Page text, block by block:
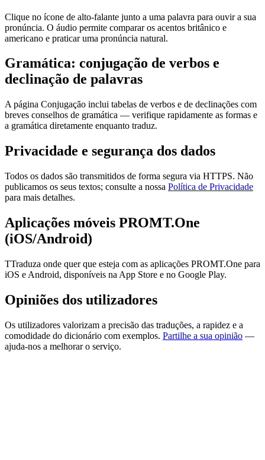
Clique no ícone de alto-falante junto a uma palavra para ouvir a sua
pronúncia. O áudio permite comparar os acentos britânico e
americano e praticar uma pronúncia natural.
Gramática: conjugação de verbos e
declinação de palavras
A página Conjugação inclui tabelas de verbos e de declinações com
breves conselhos de gramática — verifique rapidamente as formas e
a gramática diretamente enquanto traduz.
Privacidade e segurança dos dados
Todos os dados são transmitidos de forma segura via HTTPS. Não
publicamos os seus textos; consulte a nossa Política de Privacidade
para mais detalhes.
Aplicações móveis PROMT.One
(iOS/Android)
TTraduza onde quer que esteja com as aplicações PROMT.One para
iOS e Android, disponíveis na App Store e no Google Play.
Opiniões dos utilizadores
Os utilizadores valorizam a precisão das traduções, a rapidez e a
comodidade do dicionário com exemplos. Partilhe a sua opinião —
ajuda-nos a melhorar o serviço.